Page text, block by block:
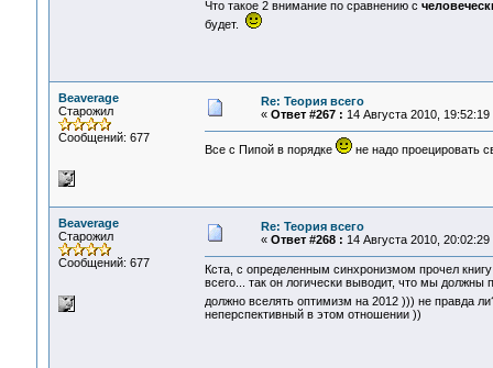
Что такое 2 внимание по сравнению с
будет.
Beaverage
Старожил
Сообщений: 677
Re: Теория всего
« Ответ #267 : 14 Августа 2010, 19:52:19
Все с Пипой в порядке не надо проецировать
Beaverage
Старожил
Сообщений: 677
Re: Теория всего
« Ответ #268 : 14 Августа 2010, 20:02:29
Кста, с определенным синхронизмом прочел
всего... так он логически выводит, что мы
должно вселять оптимизм на 2012 ))) не правда
неперспективный в этом отношении ))